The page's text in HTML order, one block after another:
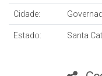
Cidade:
Estado: Santa